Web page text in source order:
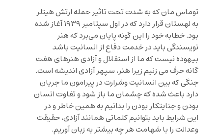
توماس مان که به شدت تحت تاثیر حمله ارتش هیتلر
به لهستان قرار دارد که در اول سپتامبر ۱۹۳۹ آغاز شده
بود. خطابه خود را این گونه پایان می‌برد که هنر
نویسندگی باید در خدمت دفاع از انسانیت باشد
بیهوده نیست که ما از استقلال و آزادی هنرهای هفت
گانه حرف می زنیم زیرا هنر، سپهر آزادی اندیشه است.
جنگی که بین انسانیت وشرارت در پیرامون ما جریان
دارد باعث شده که چشمان ما باز شود و تفاوت انسان
بودن و جنایتکار بودن را بدانیم به همین خاطر و در
این شرایط باید بتوانیم کلماتی همانند آزادی، حقیقت
وعدالت را با شهامت هر چه بیشتر به زبان آوریم.